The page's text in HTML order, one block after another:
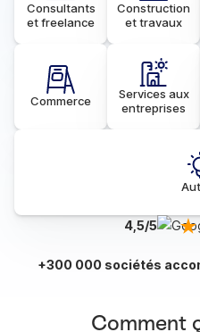
Consultants
et freelance
Construction
et travaux
Commerce
Services aux
entreprises
4,5/5
+300 000 sociétés
Comment